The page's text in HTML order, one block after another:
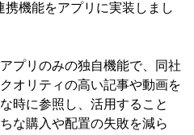
機能をアプリに実装しまし
プリのみの独自機能で、同社
オリティの高い記事や動画を
時に参照し、活用すること
な購入や配置の失敗を減ら